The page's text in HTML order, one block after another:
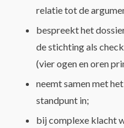
relatie tot de
bespreekt het
de stichting als
(vier ogen en oren
neemt samen met
standpunt in;
bij complexe klacht